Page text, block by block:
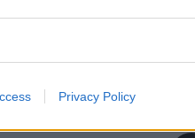
Privacy Policy